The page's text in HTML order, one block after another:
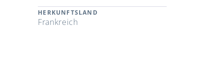
HERKUNFTSLAND
Frankreich